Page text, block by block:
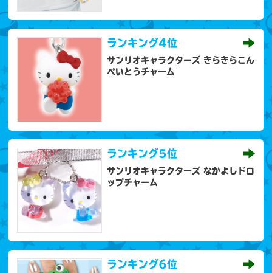
ランキング4位
サンリオキャラクターズ きらきらこん
ぺいとうチャーム
ランキング5位
サンリオキャラクターズ なかよしドロ
ップチャーム
ランキング6位